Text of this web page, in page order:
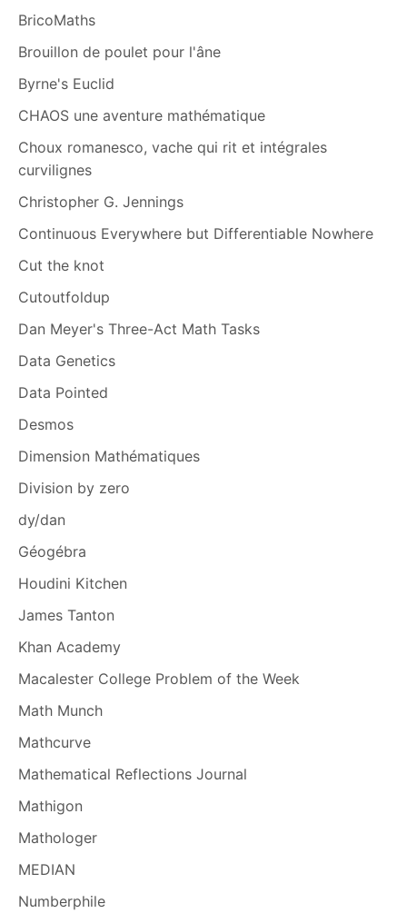
BricoMaths
Brouillon de poulet pour l'âne
Byrne's Euclid
CHAOS une aventure mathématique
Choux romanesco, vache qui rit et intégrales
curvilignes
Christopher G. Jennings
Continuous Everywhere but Differentiable Nowhere
Cut the knot
Cutoutfoldup
Dan Meyer's Three-Act Math Tasks
Data Genetics
Data Pointed
Desmos
Dimension Mathématiques
Division by zero
dy/dan
Géogébra
Houdini Kitchen
James Tanton
Khan Academy
Macalester College Problem of the Week
Math Munch
Mathcurve
Mathematical Reflections Journal
Mathigon
Mathologer
MEDIAN
Numberphile